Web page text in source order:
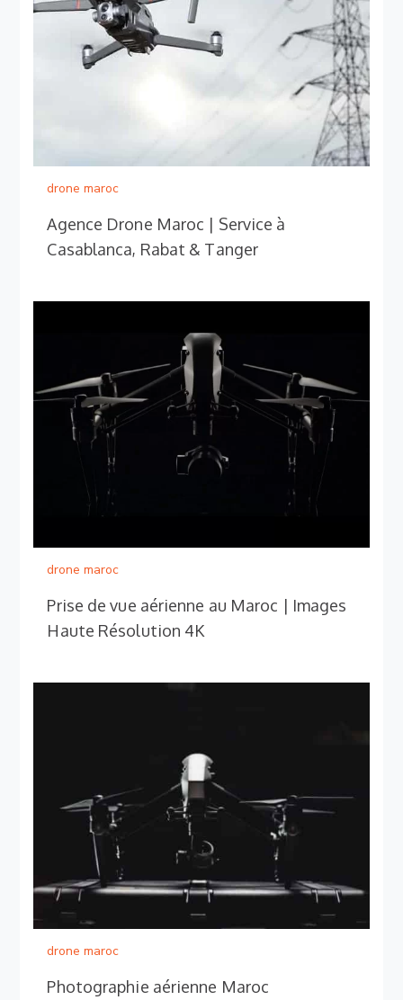
drone maroc
Agence Drone Maroc | Service à
Casablanca, Rabat & Tanger
drone maroc
Prise de vue aérienne au Maroc | Images
Haute Résolution 4K
drone maroc
Photographie aérienne Maroc